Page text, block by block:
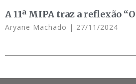
A 11ª MIPA traz a reflexão
Aryane Machado 27/11/2024